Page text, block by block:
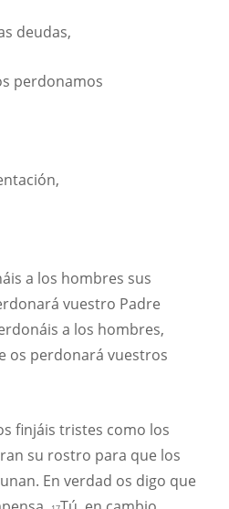
deudas,
perdonamos
a los hombres sus
vuestro Padre
a los hombres,
os perdonará vuestros
finjáis tristes como los
su rostro para que los
En verdad os digo que